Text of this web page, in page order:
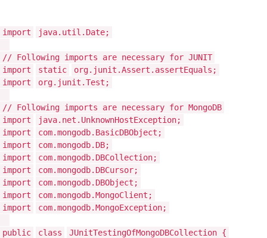
import java.util.Date;
// Following imports are necessary for JUNIT
import
static
org.junit.Assert.assertEquals;
import
org.junit.Test;
// Following imports are necessary for MongoDB
import
java.net.UnknownHostException;
import
com.mongodb.BasicDBObject;
import
com.mongodb.DB;
import
com.mongodb.DBCollection;
import
com.mongodb.DBCursor;
import
com.mongodb.DBObject;
import
com.mongodb.MongoClient;
import
com.mongodb.MongoException;
public class JUnitTestingOfMongoDBCollection {